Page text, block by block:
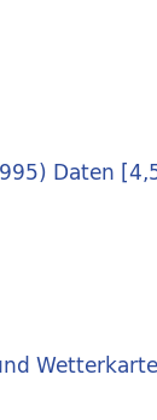
Daten [